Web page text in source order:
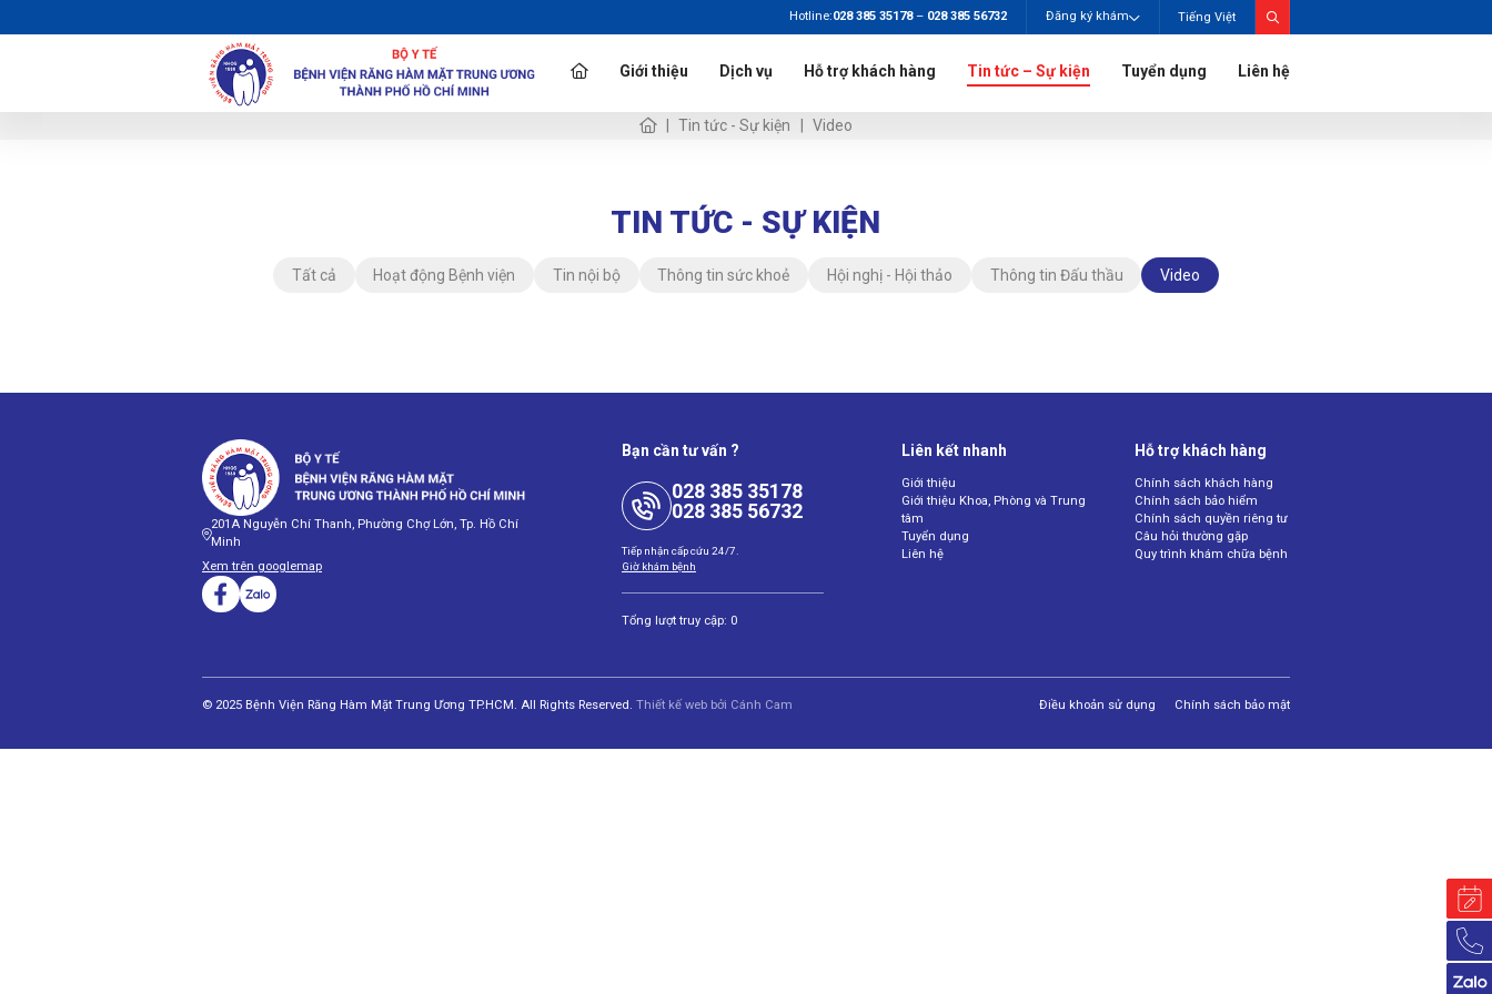
Hotline:028 385 35178– 028 385 56732 Đăng ký khám Tiếng Việt
Giới thiệu Dịch vụ Hỗ trợ khách hàng Tin tức – Sự kiện Tuyển dụng Liên hệ
Tin tức - Sự kiện Video
TIN TỨC - SỰ KIỆN
Tất cả Hoạt động Bệnh viện Tin nội bộ Thông tin sức khoẻ Hội nghị - Hội thảo Thông tin Đấu thầu Video
201A Nguyễn Chí Thanh, Phường Chợ Lớn, Tp. Hồ Chí
Minh
Xem trên googlemap
Bạn cần tư vấn ?
028 385 35178
028 385 56732
Tiếp nhận cấp cứu 24/7.
Giờ khám bệnh
Tổng lượt truy cập: 0
Liên kết nhanh
Giới thiệu
Giới thiệu Khoa, Phòng và Trung
tâm
Tuyển dụng
Liên hệ
Hỗ trợ khách hàng
Chính sách khách hàng
Chính sách bảo hiểm
Chính sách quyền riêng tư
Câu hỏi thường gặp
Quy trình khám chữa bệnh
© 2025 Bệnh Viện Răng Hàm Mặt Trung Ương TP.HCM. All Rights Reserved. Thiết kế web bởi Cánh Cam Điều khoản sử dụng Chính sách bảo mật